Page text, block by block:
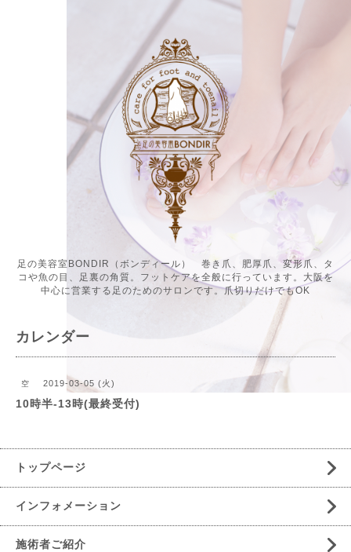
足の美容室BONDIR（ボンディール） 巻き爪、肥厚爪、変形爪、タ
コや魚の目、足裏の角質。フットケアを全般に行っています。大阪を
中心に営業する足のためのサロンです。爪切りだけでもOK
カレンダー
空 2019-03-05 (火)
10時半-13時(最終受付)
トップページ
インフォメーション
施術者ご紹介